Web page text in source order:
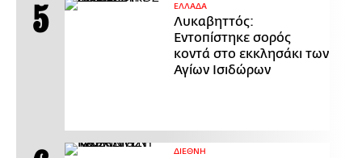
ΕΛΛΑΔΑ
Λυκαβηττός:
Εντοπίστηκε σορός
κοντά στο εκκλησάκι των
Αγίων Ισιδώρων
ΔΙΕΘΝΗ